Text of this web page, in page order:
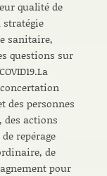
qualité de
sanitaire,
questions sur
des personnes
des actions
repérage
de
pour